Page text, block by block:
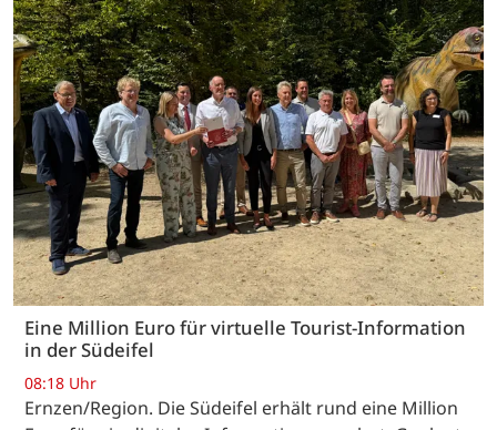
Eine Million Euro für virtuelle Tourist-Information
in der Südeifel
08:18 Uhr
Ernzen/Region. Die Südeifel erhält rund eine Million